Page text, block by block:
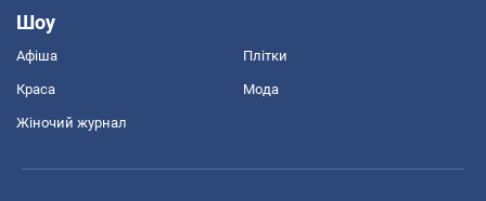
Шоу
Афіша Плітки
Краса Мода
Жіночий журнал